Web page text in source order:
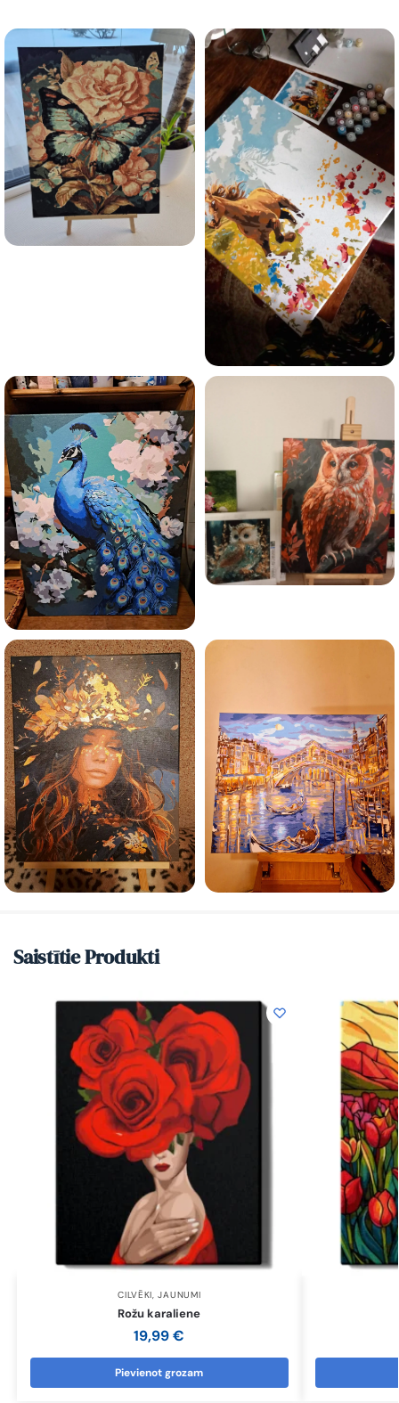
Saistītie Produkti
CILVĒKI,JAUNUMI
Rožu karaliene
19,99€
Pievienot grozam
Esmu iepazinies ar GleznoPats.lv privātuma politiku un
piekrītu tai
GleznoPats.lvPrivātuma politika
SAŅEMT -10%